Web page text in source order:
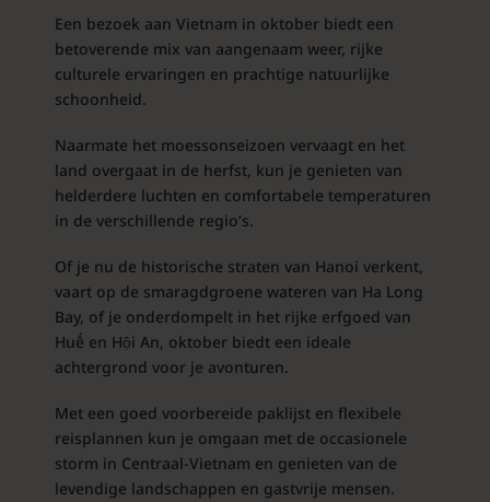
Een bezoek aan Vietnam in oktober biedt een
betoverende mix van aangenaam weer, rijke
culturele ervaringen en prachtige natuurlijke
schoonheid.
Naarmate het moessonseizoen vervaagt en het
land overgaat in de herfst, kun je genieten van
helderdere luchten en comfortabele temperaturen
in de verschillende regio’s.
Of je nu de historische straten van Hanoi verkent,
vaart op de smaragdgroene wateren van Ha Long
Bay, of je onderdompelt in het rijke erfgoed van
Huế en Hội An, oktober biedt een ideale
achtergrond voor je avonturen.
Met een goed voorbereide paklijst en flexibele
reisplannen kun je omgaan met de occasionele
storm in Centraal-Vietnam en genieten van de
levendige landschappen en gastvrije mensen.